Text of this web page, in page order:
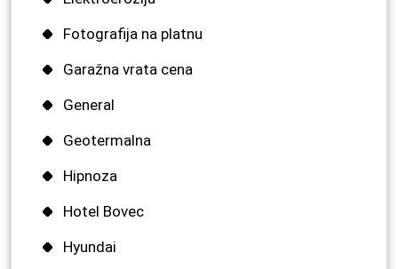
Fotografija na platnu
Garažna vrata cena
General
Geotermalna
Hipnoza
Hotel Bovec
Hyundai